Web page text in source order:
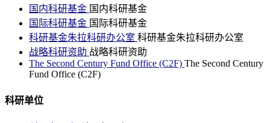
国内科研基金 国内科研基金
国际科研基金 国际科研基金
科研基金朱拉科研办公室 科研基金朱拉科研办公室
战略科研资助 战略科研资助
The Second Century Fund Office (C2F) The Second Century
Fund Office (C2F)
科研单位